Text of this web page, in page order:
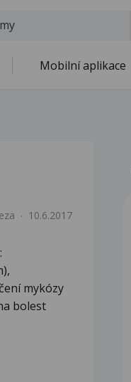
Mobilní aplikace
10.6.2017
mykózy
bolest